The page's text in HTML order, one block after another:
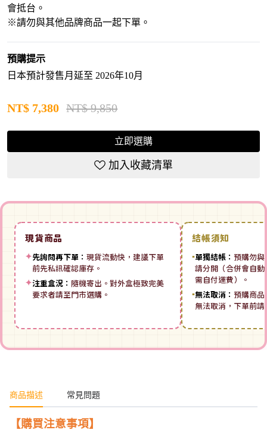
會抵台。
※請勿與其他品牌商品一起下單。
預購提示
日本預計發售月延至 2026年10月
NT$ 7,380 NT$ 9,850
立即選購
加入收藏清單
現貨商品
✦先詢問再下單： 現貨流動快，建議下單
前先私訊確認庫存。
✦注重盒況： 隨機寄出。對外盒極致完美
要求者請至門市選購。
結帳須知
▪單獨結帳： 預購勿與
請分開（合併會自
需自付運費）。
▪無法取消： 預購商品
無法取消，下單前
商品描述 常見問題
【購買注意事項】